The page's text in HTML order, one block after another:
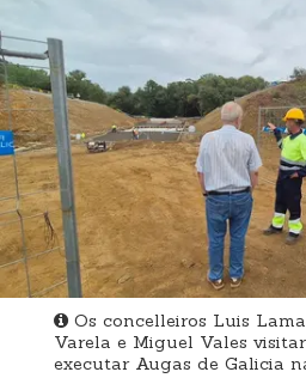
Os concelleiros Luis
Varela e Miguel Vales
executar Augas de Galicia